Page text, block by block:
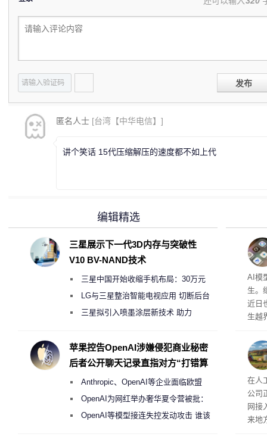
发布
匿名人士 [台湾【中华电信】]
讲个笑话 15代压缩解压的速度都不如上代
公
AI模
生。
近日
生越
在人
公司
网接
来地
编辑精选
三星展示下一代3D内存与突破性
V10 BV-NAND技术
三星中国开始收缩手机布局：30万元
月销售额不达标门店 将被逐步清退
LG与三星整治智能电视应用 切断后台
偷偷共享带宽的违规行为
三星拟引入喷墨涂层新技术 助力
度
苹果控告OpenAI涉嫌侵犯商业秘密
后者公开聊天记录直指对方“打错算
Anthropic、OpenAI等企业面临欧盟
《人工智能法案》全新执法权限审查
OpenAI为网红举办奢华夏令营被批：
2000美元一晚 遭讽“反乌托邦”
OpenAI等模型接连失控发动攻击 谁该